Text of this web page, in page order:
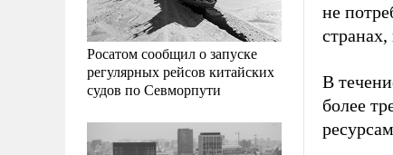
Росатом сообщил о запуске
регулярных рейсов китайских
судов по Севморпути
не
странах,
В
более